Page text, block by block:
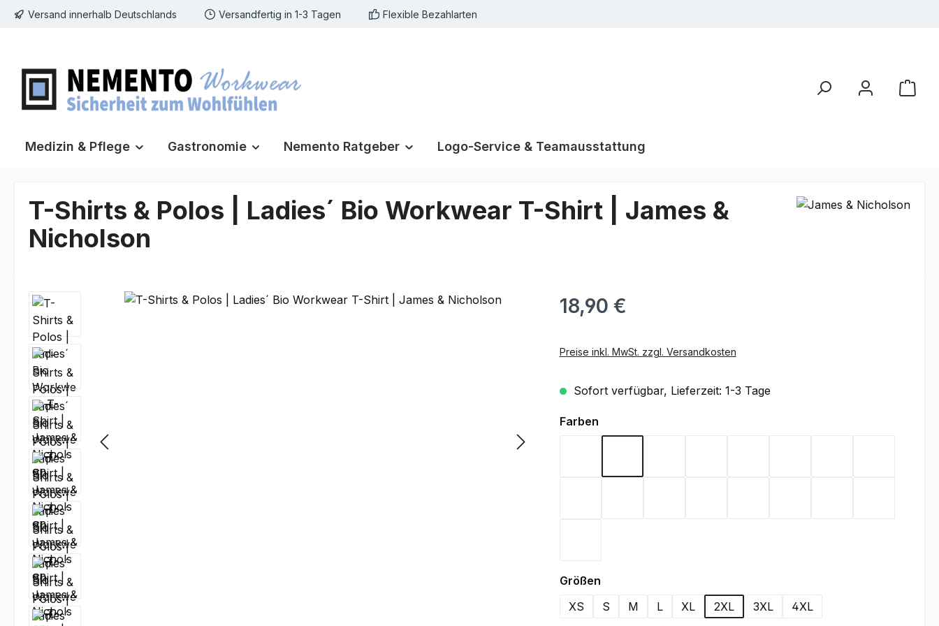
Hauptinhalt springen
Zur Suche springen
Zur Hauptnavigation springen
Versand innerhalb Deutschlands Versandfertig in 1-3 Tagen Flexible Bezahlarten
Medizin & Pflege Gastronomie Nemento Ratgeber Logo-Service & Teamausstattung
T-Shirts & Polos | Ladies´ Bio Workwear T-Shirt | James &
Nicholson
Bildergalerie überspringen 18,90 €
Preise inkl. MwSt. zzgl. Versandkosten
Sofort verfügbar, Lieferzeit: 1-3 Tage
Farbenauswählen
Größenauswählen
XS
S M L XL 2XL 3XL 4XL